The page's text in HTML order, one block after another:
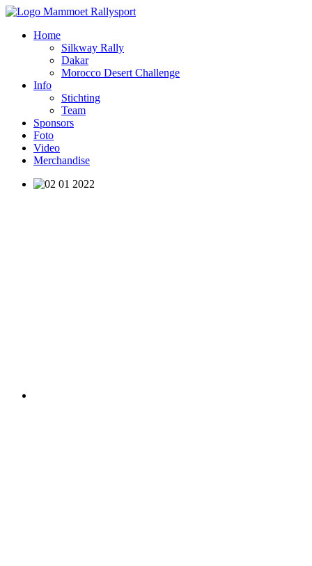
Home
Silkway Rally
Dakar
Morocco Desert Challenge
Info
Stichting
Team
Sponsors
Foto
Video
Merchandise